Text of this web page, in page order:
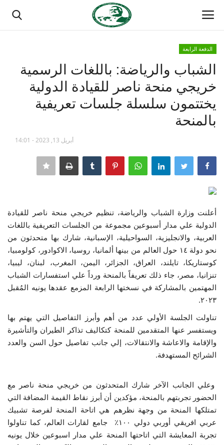
الصفحة الرئيسية
منتدى ناصر الدولي
حركة ناصر الشبابية
مصر
فريق العمل
إرث جمال عبدالناصر
أخبار
شروط وأحكام منحة ناصر للقيادة الدولية
منحة ناصر للقيادة الدولية
مرجعياتنا
الرواد
فرص
الدفعة الرابعة
الشباب والرياضة: باللغات الرسمية
خريجي منحة ناصر للقيادة الدولية
يختتمون سلسلة جلسات تعريفية
بالمنحة
أبريل 13, 2023 - 14:01
أعلنت وزارة الشباب والرياضة، تنظيم خريجي منحة ناصر للقيادة
الدولية علي مدار أسبوعين مجموعة من الجلسات التعريفية باللغات
العربية، والانجليزية، السواحيلية، الإسبانية، شارك بها متحدثون من
نحو دولة ١٤ حول العالم من بينها ألمانيا، روسيا، الاكوادور، كولومبيا،
كوستاريكا، تايلند، العراق، الجزائر، اليمن، المغرب، لبنان، ليبيا،
تنزانيا، مصر، جاء ذلك تعريفاً بالمنحة ورداً علي استفسارات الشباب
المهتمين بالمشاركة في نسختها الرابعة المزمع عقدها يونيه المُقبل
٢٠٢٣.
تناولت الجلسة الأولي عدد من أهم وأبرز التفاصيل التي يهتم بها
ويستفسر عنها المتقدمين للمنحة كتكاليف تذاكر الطيران والتأشيرة
والإقامة والاعاشة والانتقالات، إلي جانب تفاصيل حول السن والعدد
الشرائح المستهدفة.
وعلي الجانب الآخر شارك المتحدثون من خريجي منحة ناصر مع
الحضور تجربتهم بالمنحة، مؤكدين أن أبرز نقاط القيمة المضافة التي
تمتلكها المنحة من وجهة نظرهم هي اتاحة المنحة لفرصة تشبيك
عربي افريقي أوربي دولي ١٠٠
٪
جامع لقارات العالم، كما تناولوا
تجربة المعايشة التي اتاحتها المنحة علي مدار اسبوعين خلال يونيه